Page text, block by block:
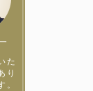
た
り
。